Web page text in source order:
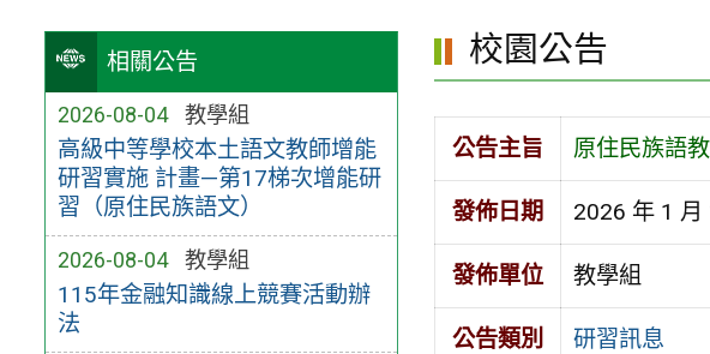
相關公告
2026-08-04 教學組
高級中等學校本土語文教師增能
研習實施 計畫—第17梯次增能研
習（原住民族語文）
2026-08-04 教學組
115年金融知識線上競賽活動辦
法
校園公告
公告主旨 原住民族語
發佈日期 2026 年 1 月
發佈單位 教學組
公告類別 研習訊息